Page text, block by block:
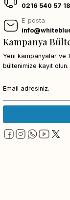
0216 540 57 18
E-posta
Kampanya
Yeni kampanyalar ve
bültenimize kayıt olun.